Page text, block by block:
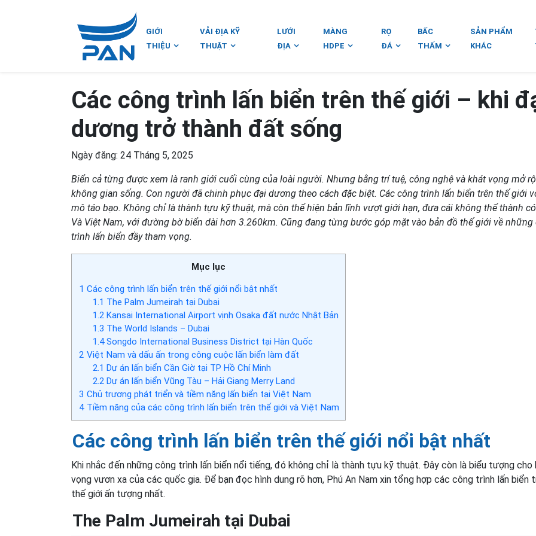
GIỚI
THIỆU
VẢI ĐỊA KỸ
THUẬT
LƯỚI
ĐỊA
MÀNG
HDPE
RỌ
ĐÁ
BẤC
THẤM
SẢN PHẨM
KHÁC
Các công trình lấn biển trên thế giới – khi
dương trở thành đất sống
Ngày đăng: 24 Tháng 5, 2025
Biển cả từng được xem là ranh giới cuối cùng của loài người. Nhưng bằng trí tuệ, công nghệ và khát vọng mở
không gian sống. Con người đã chinh phục đại dương theo cách đặc biệt. Các công trình lấn biển trên thế giới
mô táo bạo. Không chỉ là thành tựu kỹ thuật, mà còn thể hiện bản lĩnh vượt giới hạn, đưa cái không thể thành
Và Việt Nam, với đường bờ biển dài hơn 3.260km. Cũng đang từng bước góp mặt vào bản đồ thế giới về những
trình lấn biển đầy tham vọng.
Mục lục
1 Các công trình lấn biển trên thế giới nổi bật nhất
1.1 The Palm Jumeirah tại Dubai
1.2Kansai International Airport vịnh Osaka đất nước Nhật Bản
1.3 The World Islands – Dubai
1.4Songdo International Business District tại Hàn Quốc
2 Việt Nam và dấu ấn trong công cuộc lấn biển làm đất
2.1 Dự án lấn biển Cần Giờ tại TP Hồ Chí Minh
2.2Dự án lấn biển Vũng Tàu – Hải Giang Merry Land
3 Chủ trương phát triển và tiềm năng lấn biển tại Việt Nam
4 Tiềm năng của các công trình lấn biển trên thế giới và Việt Nam
Các công trình lấn biển trên thế giới nổi bật nhất
Khi nhắc đến những công trình lấn biển nổi tiếng, đó không chỉ là thành tựu kỹ thuật. Đây còn là biểu tượng cho
vọng vươn xa của các quốc gia. Để bạn đọc hình dung rõ hơn, Phú An Nam xin tổng hợp các công trình lấn biển
thế giới ấn tượng nhất.
The Palm Jumeirah tại Dubai